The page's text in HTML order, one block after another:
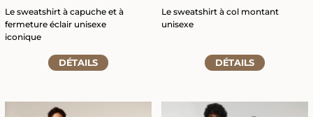
Le sweatshirt à capuche et à
fermeture éclair unisexe
iconique
fiche
DÉTAILS
Le sweatshirt à col montant
unisexe
du
DÉTAILS